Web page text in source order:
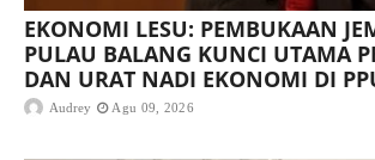
EKONOMI LESU: PEMBUKAAN
PULAU BALANG KUNCI UTAMA
DAN URAT NADI EKONOMI DI
Audrey Agu 09, 2026